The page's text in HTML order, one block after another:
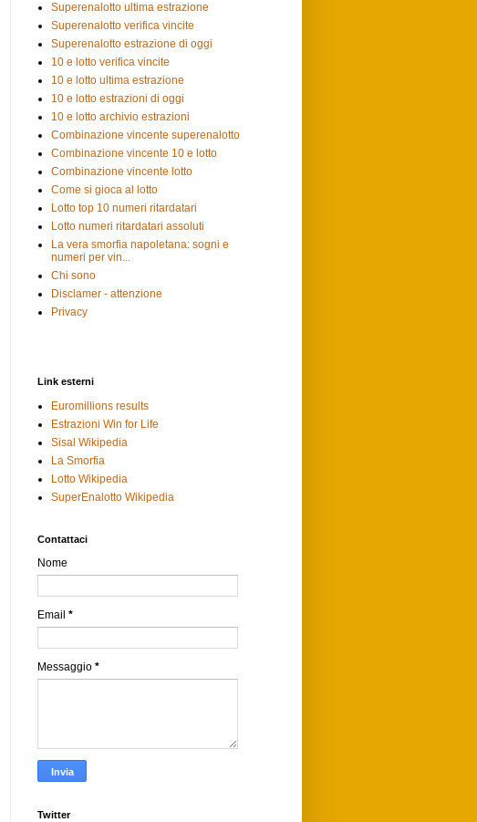
Superenalotto ultima estrazione
Superenalotto verifica vincite
Superenalotto estrazione di oggi
10 e lotto verifica vincite
10 e lotto ultima estrazione
10 e lotto estrazioni di oggi
10 e lotto archivio estrazioni
Combinazione vincente superenalotto
Combinazione vincente 10 e lotto
Combinazione vincente lotto
Come si gioca al lotto
Lotto top 10 numeri ritardatari
Lotto numeri ritardatari assoluti
La vera smorfia napoletana: sogni e
numeri per vin...
Chi sono
Disclamer - attenzione
Privacy
Link esterni
Euromillions results
Estrazioni Win for Life
Sisal Wikipedia
La Smorfia
Lotto Wikipedia
SuperEnalotto Wikipedia
Contattaci
Nome
Email *
Messaggio *
Twitter